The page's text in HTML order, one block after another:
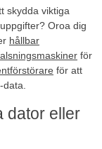
skydda viktiga
Oroa dig
hållbar
för
för att
dator eller